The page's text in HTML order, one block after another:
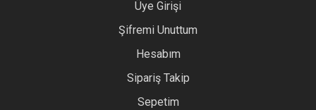
Üye Girişi
Şifremi Unuttum
Hesabım
Sipariş Takip
Sepetim